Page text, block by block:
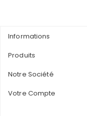
Informations
Produits
Notre Société
Votre Compte